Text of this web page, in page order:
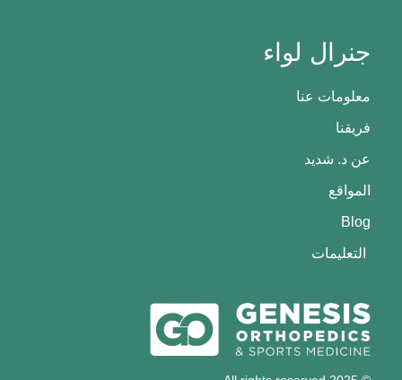
جنرال لواء
معلومات عنا
فريقنا
عن د. شديد
المواقع
Blog
التعليمات